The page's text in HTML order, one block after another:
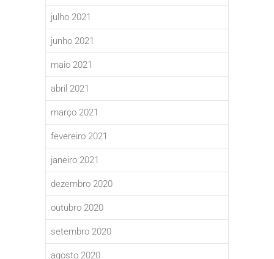
julho 2021
junho 2021
maio 2021
abril 2021
março 2021
fevereiro 2021
janeiro 2021
dezembro 2020
outubro 2020
setembro 2020
agosto 2020